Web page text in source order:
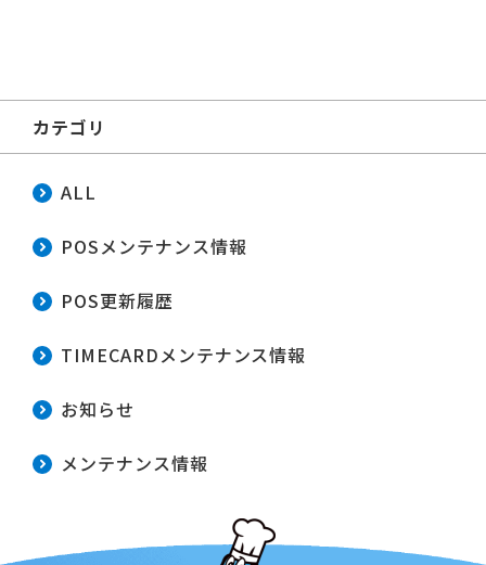
カテゴリ
ALL
POSメンテナンス情報
POS更新履歴
TIMECARDメンテナンス情報
お知らせ
メンテナンス情報